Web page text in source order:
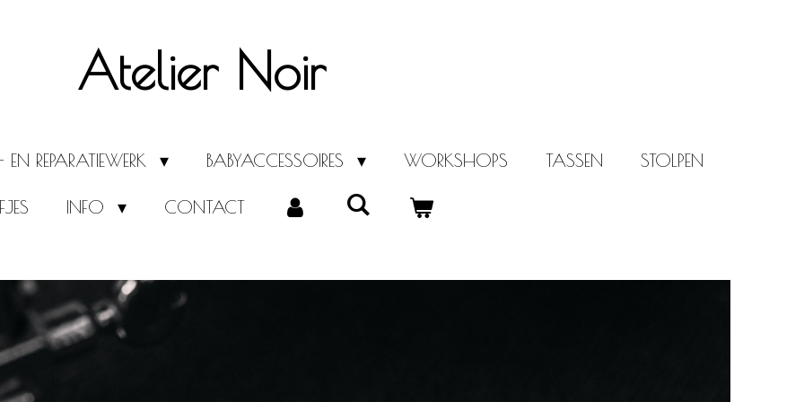
Atelier Noir
EN REPARATIEWERK BABYACCESSOIRES WORKSHOPS TASSEN STOLPEN
INFO CONTACT